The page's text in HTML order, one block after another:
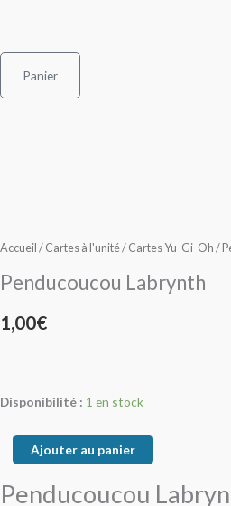
Panier
Accueil / Cartes à l'unité/ Cartes Yu-Gi-Oh /
Penducoucou Labrynth
1,00€
Disponibilité : 1 en stock
Ajouter au panier
Penducoucou